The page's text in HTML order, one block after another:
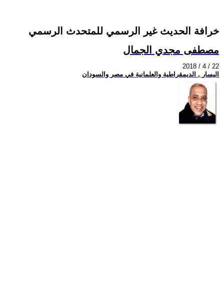
خرافة الحديث غير الرسمي للمتحدث الرسمي
مصطفى مجدي الجمال
2018 / 4 / 22
اليسار , الديمقراطية والعلمانية في مصر والسودان